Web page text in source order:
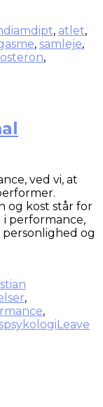
amdipt, atlet,
, samleje,
,
ved vi, at
og kost står for
performance,
og
,
,
Leave